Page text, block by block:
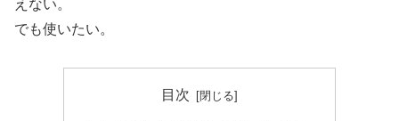
えない。
でも使いたい。
目次